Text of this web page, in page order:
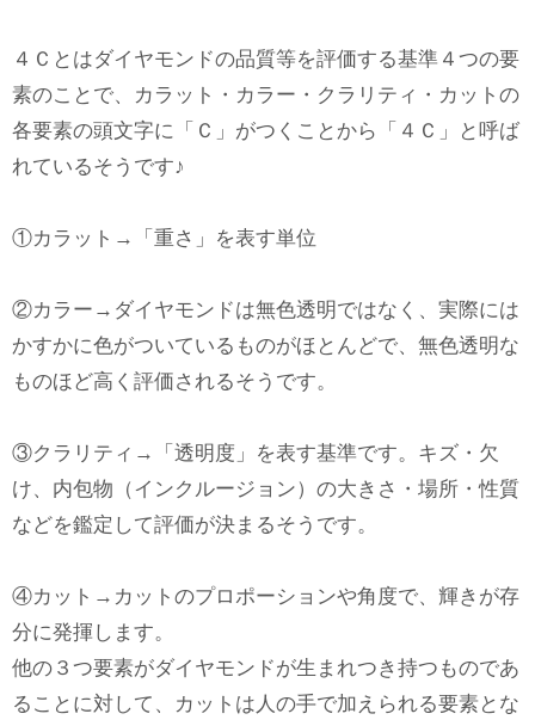
４Ｃとはダイヤモンドの品質等を評価する基準４つの要
素のことで、カラット・カラー・クラリティ・カットの
各要素の頭文字に「Ｃ」がつくことから「４Ｃ」と呼ば
れているそうです♪
①カラット→「重さ」を表す単位
②カラー→ダイヤモンドは無色透明ではなく、実際には
かすかに色がついているものがほとんどで、無色透明な
ものほど高く評価されるそうです。
③クラリティ→「透明度」を表す基準です。キズ・欠
け、内包物（インクルージョン）の大きさ・場所・性質
などを鑑定して評価が決まるそうです。
④カット→カットのプロポーションや角度で、輝きが存
分に発揮します。
他の３つ要素がダイヤモンドが生まれつき持つものであ
ることに対して、カットは人の手で加えられる要素とな